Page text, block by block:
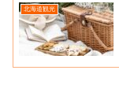
北海道観光